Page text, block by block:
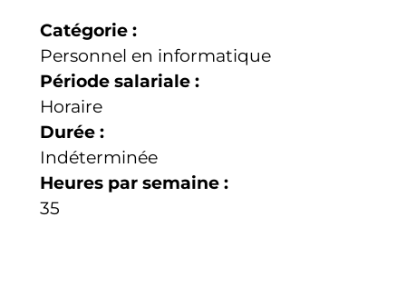
Catégorie :
Personnel en informatique
Période salariale :
Horaire
Durée :
Indéterminée
Heures par semaine :
35